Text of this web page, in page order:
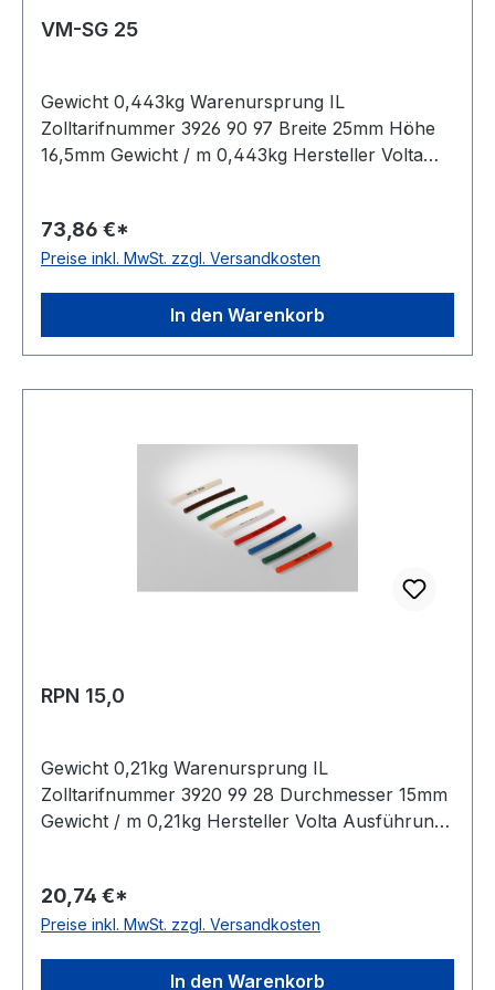
VM-SG 25
Gewicht 0,443kg Warenursprung IL
Zolltarifnummer 3926 90 97 Breite 25mm Höhe
16,5mm Gewicht / m 0,443kg Hersteller Volta
Zulassung ja Zugstrang nein Shorehärte 90°
Shore A
73,86 €*
Preise inkl. MwSt. zzgl. Versandkosten
In den Warenkorb
RPN 15,0
Gewicht 0,21kg Warenursprung IL
Zolltarifnummer 3920 99 28 Durchmesser 15mm
Gewicht / m 0,21kg Hersteller Volta Ausführung
FDA-Zulassung nein Zugstrang nein Shorehärte
88° Shore A
20,74 €*
Preise inkl. MwSt. zzgl. Versandkosten
In den Warenkorb